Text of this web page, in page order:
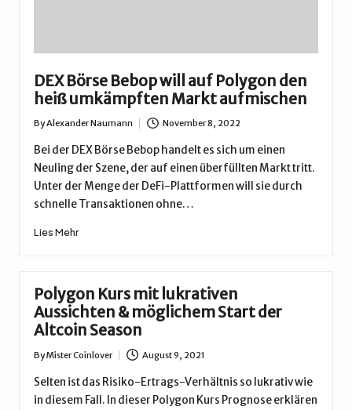
DEX Börse Bebop will auf Polygon den
heiß umkämpften Markt aufmischen
Posted
by
ByAlexander Naumann November 8, 2022
Bei der DEX Börse Bebop handelt es sich um einen
Neuling der Szene, der auf einen überfüllten Markt tritt.
Unter der Menge der DeFi-Plattformen will sie durch
schnelle Transaktionen ohne…
Lies Mehr
Polygon Kurs mit lukrativen
Aussichten & möglichem Start der
Altcoin Season
Posted
by
ByMister Coinlover August 9, 2021
Selten ist das Risiko-Ertrags-Verhältnis so lukrativ wie
in diesem Fall. In dieser Polygon Kurs Prognose erklären